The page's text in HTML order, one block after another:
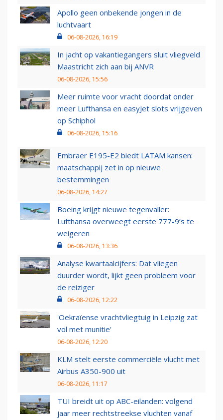
Apollo geen onbekende jongen in de
luchtvaart
06-08-2026, 16:19
In jacht op vakantiegangers sluit vliegveld
Maastricht zich aan bij ANVR
06-08-2026, 15:56
Meer ruimte voor vracht doordat onder
meer Lufthansa en easyJet slots vrijgeven
op Schiphol
06-08-2026, 15:16
Embraer E195-E2 biedt LATAM kansen:
maatschappij zet in op nieuwe
bestemmingen
06-08-2026, 14:27
Boeing krijgt nieuwe tegenvaller:
Lufthansa overweegt eerste 777-9’s te
weigeren
06-08-2026, 13:36
Analyse kwartaalcijfers: Dat vliegen
duurder wordt, lijkt geen probleem voor
de reiziger
06-08-2026, 12:22
'Oekraïense vrachtvliegtuig in Leipzig zat
vol met munitie'
06-08-2026, 12:20
KLM stelt eerste commerciële vlucht met
Airbus A350-900 uit
06-08-2026, 11:17
TUI breidt uit op ABC-eilanden: volgend
jaar meer rechtstreekse vluchten vanaf